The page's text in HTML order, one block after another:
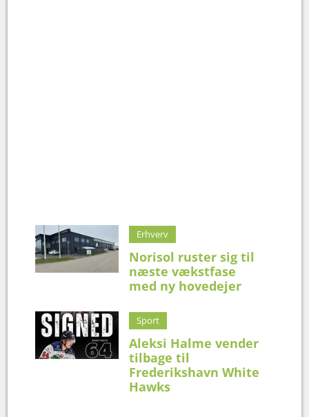
Erhverv
Norisol ruster sig til
næste vækstfase
med ny hovedejer
Sport
Aleksi Halme vender
tilbage til
Frederikshavn White
Hawks